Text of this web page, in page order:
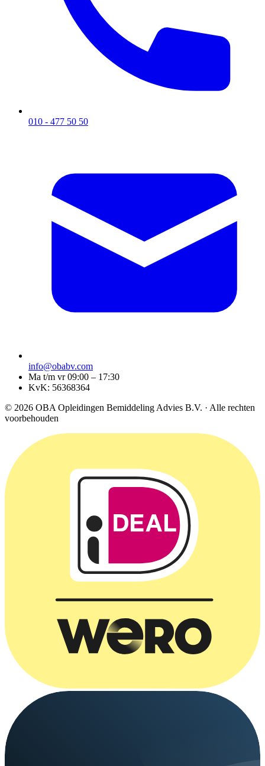
010 - 477 50 50
info@obabv.com
Ma t/m vr 09:00 – 17:30
KvK: 56368364
© 2026 OBA Opleidingen Bemiddeling Advies B.V. · Alle rechten
voorbehouden